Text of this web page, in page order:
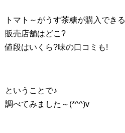
トマト～がうす茶糖が購入できる
販売店舗はどこ?
値段はいくら?味の口コミも!
ということで♪
調べてみました～(*^^)v